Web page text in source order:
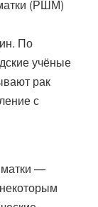
(РШМ)
По
учёные
рак
с
—